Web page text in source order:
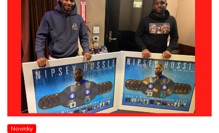
Dj
House
Shoes
B72,
Vídeň
Novinky